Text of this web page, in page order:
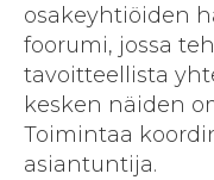
osakeyhtiöiden
foorumi, jossa
tavoitteellista
kesken näiden
Toimintaa
asiantuntija.